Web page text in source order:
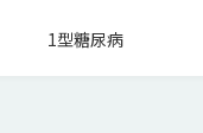
1型糖尿病